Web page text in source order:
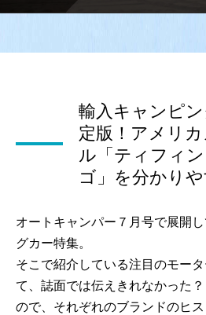
輸入キャンピ
定版！アメリ
ル「ティフィ
ゴ」を分かり
オートキャンパー７月号で展開
グカー特集。
そこで紹介している注目のモー
て、誌面では伝えきれなかった
ので、それぞれのブランドのヒ